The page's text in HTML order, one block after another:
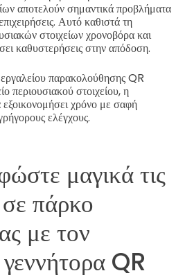
αποτελούν σημαντικά προβλήματα
Αυτό καθιστά τη
στοιχείων χρονοβόρα και
καθυστερήσεις στην απόδοση.
παρακολούθησης QR
περιουσιακού στοιχείου, η
εξοικονομήσει χρόνο με σαφή
ελέγχους.
μαγικά τις
σε πάρκο
με τον
QR